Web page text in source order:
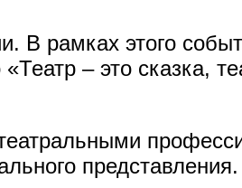
В рамках этого
– это сказка,
представления.